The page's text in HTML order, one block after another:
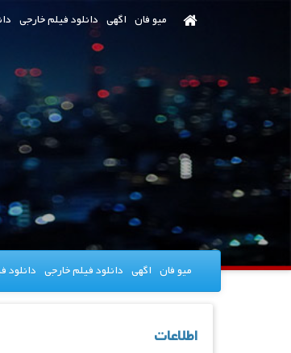
میو فان اگهی دانلود فیلم خارجی
میو فان اگهی دانلود فیلم خارجی دانلود
اطلاعات